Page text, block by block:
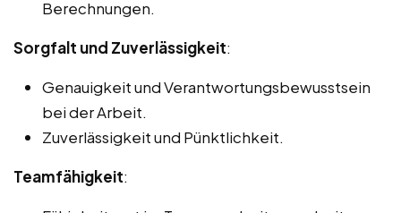
Berechnungen.
Sorgfalt und Zuverlässigkeit:
Genauigkeit und Verantwortungsbewusstsein
bei der Arbeit.
Zuverlässigkeit und Pünktlichkeit.
Teamfähigkeit: